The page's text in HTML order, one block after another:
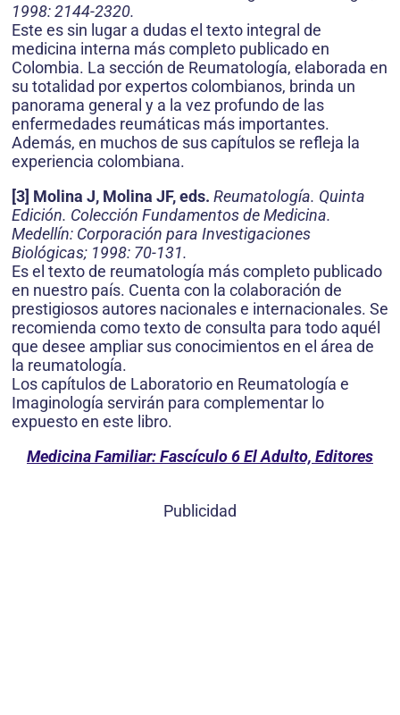
1998: 2144-2320.
Este es sin lugar a dudas el texto integral de
medicina interna más completo publicado en
Colombia. La sección de Reumatología, elaborada en
su totalidad por expertos colombianos, brinda un
panorama general y a la vez profundo de las
enfermedades reumáticas más importantes.
Además, en muchos de sus capítulos se refleja la
experiencia colombiana.
[3] Molina J, Molina JF, eds. Reumatología. Quinta
Edición. Colección Fundamentos de Medicina.
Medellín: Corporación para Investigaciones
Biológicas; 1998: 70-131.
Es el texto de reumatología más completo publicado
en nuestro país. Cuenta con la colaboración de
prestigiosos autores nacionales e internacionales. Se
recomienda como texto de consulta para todo aquél
que desee ampliar sus conocimientos en el área de
la reumatología.
Los capítulos de Laboratorio en Reumatología e
Imaginología servirán para complementar lo
expuesto en este libro.
Medicina Familiar: Fascículo 6 El Adulto, Editores
Publicidad